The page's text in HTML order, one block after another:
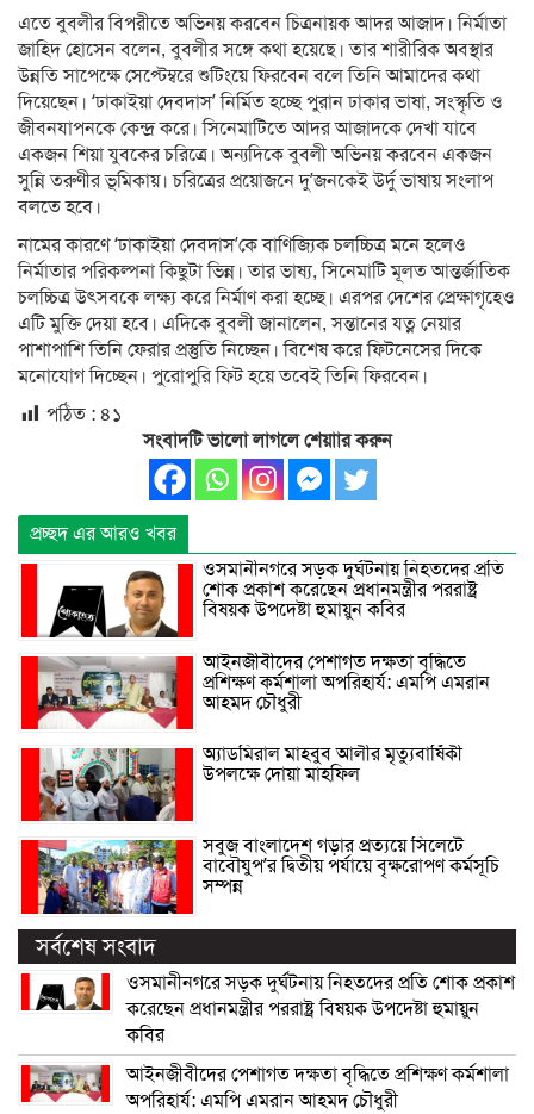
এতে বুবলীর বিপরীতে অভিনয় করবেন চিত্রনায়ক আদর আজাদ। নির্মাতা
জাহিদ হোসেন বলেন, বুবলীর সঙ্গে কথা হয়েছে। তার শারীরিক অবস্থার
উন্নতি সাপেক্ষে সেপ্টেম্বরে শুটিংয়ে ফিরবেন বলে তিনি আমাদের কথা
দিয়েছেন। ‘ঢাকাইয়া দেবদাস’ নির্মিত হচ্ছে পুরান ঢাকার ভাষা, সংস্কৃতি ও
জীবনযাপনকে কেন্দ্র করে। সিনেমাটিতে আদর আজাদকে দেখা যাবে
একজন শিয়া যুবকের চরিত্রে। অন্যদিকে বুবলী অভিনয় করবেন একজন
সুন্নি তরুণীর ভূমিকায়। চরিত্রের প্রয়োজনে দু’জনকেই উর্দু ভাষায় সংলাপ
বলতে হবে।
নামের কারণে ‘ঢাকাইয়া দেবদাস’কে বাণিজ্যিক চলচ্চিত্র মনে হলেও
নির্মাতার পরিকল্পনা কিছুটা ভিন্ন। তার ভাষ্য, সিনেমাটি মূলত আন্তর্জাতিক
চলচ্চিত্র উৎসবকে লক্ষ্য করে নির্মাণ করা হচ্ছে। এরপর দেশের প্রেক্ষাগৃহেও
এটি মুক্তি দেয়া হবে। এদিকে বুবলী জানালেন, সন্তানের যত্ন নেয়ার
পাশাপাশি তিনি ফেরার প্রস্তুতি নিচ্ছেন। বিশেষ করে ফিটনেসের দিকে
মনোযোগ দিচ্ছেন। পুরোপুরি ফিট হয়ে তবেই তিনি ফিরবেন।
পঠিত : ৪১
সংবাদটি ভালো লাগলে শেয়াার করুন
প্রচ্ছদ এর আরও খবর
ওসমানীনগরে সড়ক দুর্ঘটনায় নিহতদের প্রতি
শোক প্রকাশ করেছেন প্রধানমন্ত্রীর পররাষ্ট্র
বিষয়ক উপদেষ্টা হুমায়ুন কবির
আইনজীবীদের পেশাগত দক্ষতা বৃদ্ধিতে
প্রশিক্ষণ কর্মশালা অপরিহার্য: এমপি এমরান
আহমদ চৌধুরী
অ্যাডমিরাল মাহবুব আলীর মৃত্যুবার্ষিকী
উপলক্ষে দোয়া মাহফিল
সবুজ বাংলাদেশ গড়ার প্রত্যয়ে সিলেটে
বাবৌযুপ’র দ্বিতীয় পর্যায়ে বৃক্ষরোপণ কর্মসূচি
সম্পন্ন
সর্বশেষ সংবাদ
ওসমানীনগরে সড়ক দুর্ঘটনায় নিহতদের প্রতি শোক প্রকাশ
করেছেন প্রধানমন্ত্রীর পররাষ্ট্র বিষয়ক উপদেষ্টা হুমায়ুন
কবির
আইনজীবীদের পেশাগত দক্ষতা বৃদ্ধিতে প্রশিক্ষণ কর্মশালা
অপরিহার্য: এমপি এমরান আহমদ চৌধুরী